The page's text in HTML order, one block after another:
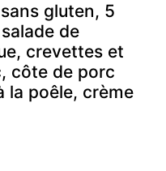
gluten, 5
de
crevettes et
côte de porc
la poêle, crème